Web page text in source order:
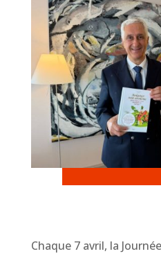
Chaque 7 avril, la